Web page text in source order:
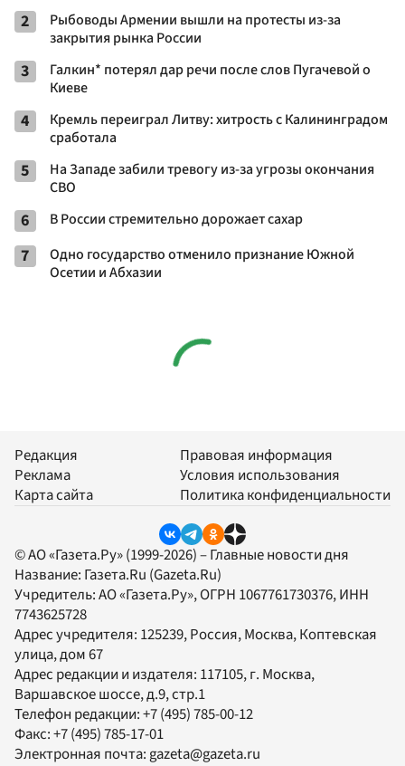
2
Рыбоводы Армении вышли на протесты из-за
закрытия рынка России
3
Галкин* потерял дар речи после слов Пугачевой о
Киеве
4
Кремль переиграл Литву: хитрость с Калининградом
сработала
5
На Западе забили тревогу из-за угрозы окончания
СВО
6 В России стремительно дорожает сахар
7
Одно государство отменило признание Южной
Осетии и Абхазии
Редакция
Реклама
Карта сайта
Правовая информация
Условия использования
Политика конфиденциальности
© АО «Газета.Ру» (1999-2026) – Главные новости дня
Название: Газета.Ru (Gazeta.Ru)
Учредитель:АО «Газета.Ру», ОГРН 1067761730376, ИНН
7743625728
Адрес учредителя: 125239, Россия, Москва, Коптевская
улица, дом 67
Адрес редакции и издателя: 117105, г. Москва,
Варшавское шоссе, д.9, стр.1
Телефон редакции:+7 (495) 785-00-12
Факс:+7 (495) 785-17-01
Электронная почта: gazeta@gazeta.ru